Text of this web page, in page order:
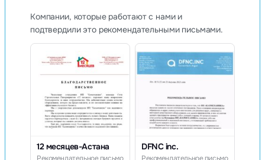
Компании, которые работают с нами и
подтвердили это рекомендательными письмами.
12 месяцев-Астана DFNC inc.